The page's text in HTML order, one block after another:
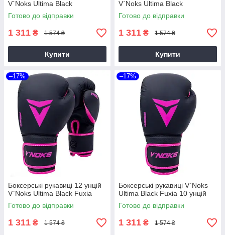
V`Noks Ultima Black
Готово до відправки
1 311 ₴ 1 574 ₴
Купити
V`Noks Ultima Black
Готово до відправки
1 311 ₴ 1 574 ₴
Купити
–17%
Боксерські рукавиці 12 унцій
V`Noks Ultima Black Fuxia
Готово до відправки
1 311 ₴ 1 574 ₴
–17%
Боксерські рукавиці V`Noks
Ultima Black Fuxia 10 унцій
Готово до відправки
1 311 ₴ 1 574 ₴